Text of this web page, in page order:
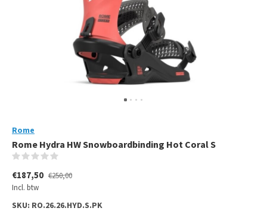
Rome
Rome Hydra HW Snowboardbinding Hot Coral S
€187,50 €250,00
Incl. btw
SKU: RO.26.26.HYD.S.PK